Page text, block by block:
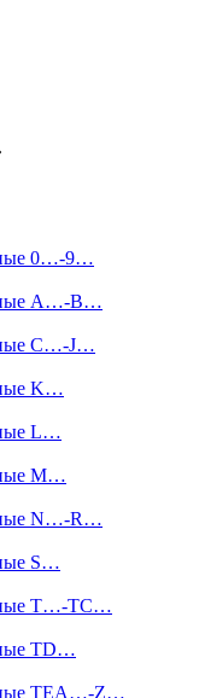
0…-9…
A…-B…
C…-J…
K…
L…
M…
N…-R…
S…
T…-TC…
TD…
TEA…-Z…